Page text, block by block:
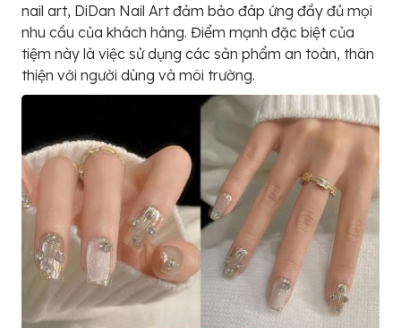
nail art, DiDan Nail Art đảm bảo đáp ứng đầy đủ mọi
nhu cầu của khách hàng. Điểm mạnh đặc biệt của
tiệm này là việc sử dụng các sản phẩm an toàn, thân
thiện với người dùng và môi trường.